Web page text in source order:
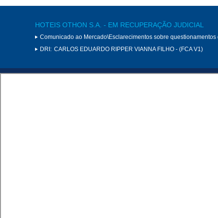
HOTEIS OTHON S.A. - EM RECUPERAÇÃO JUDICIAL
Comunicado ao Mercado\Esclarecimentos sobre questionamentos
DRI: CARLOS EDUARDO RIPPER VIANNA FILHO - (FCA V1)